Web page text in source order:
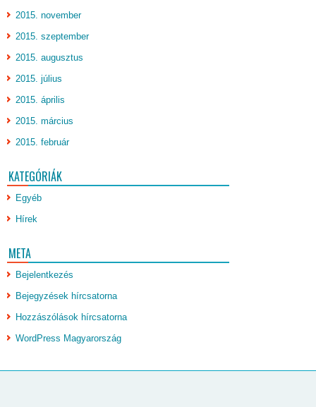
2015. november
2015. szeptember
2015. augusztus
2015. július
2015. április
2015. március
2015. február
KATEGÓRIÁK
Egyéb
Hírek
META
Bejelentkezés
Bejegyzések hírcsatorna
Hozzászólások hírcsatorna
WordPress Magyarország